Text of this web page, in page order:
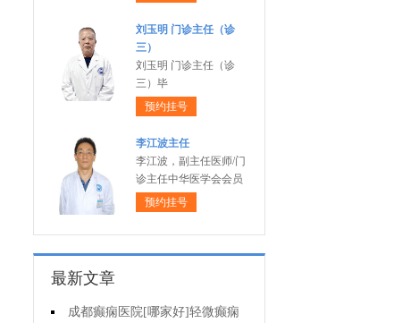
刘玉明 门诊主任（诊
三）
刘玉明 门诊主任（诊
三）毕
预约挂号
李江波主任
李江波，副主任医师/门
诊主任中华医学会会员
预约挂号
最新文章
成都癫痫医院[哪家好]轻微癫痫